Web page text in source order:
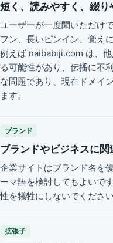
短く、読みやすく、綴り
ユーザーが一度聞いただけ
フン、長いピンイン、覚え
例えば naibabiji.com は、
る可能性があり、伝播に不
な問題であり、現在ドメイ
ます。
ブランド
ブランドやビジネスに関
企業サイトはブランド名を
ーマ語を検討してもよいで
性を犠牲にしないでください
拡張子